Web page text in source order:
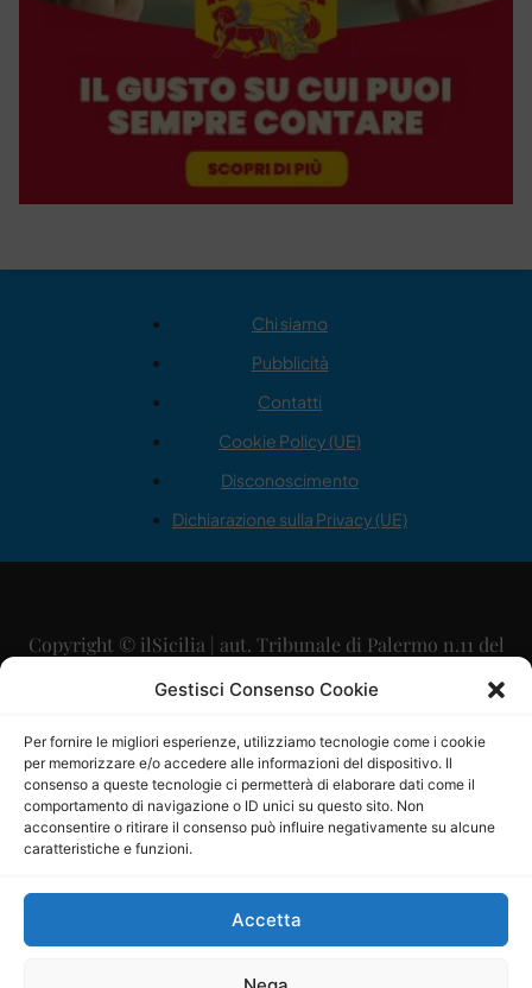
Gestisci Consenso Cookie
Per fornire le migliori esperienze, utilizziamo tecnologie come i cookie
per memorizzare e/o accedere alle informazioni del dispositivo. Il
consenso a queste tecnologie ci permetterà di elaborare dati come il
comportamento di navigazione o ID unici su questo sito. Non
acconsentire o ritirare il consenso può influire negativamente su alcune
caratteristiche e funzioni.
Accetta
Chi siamo
Pubblicità
Contatti
Cookie Policy (UE)
Disconoscimento
Dichiarazione sulla Privacy (UE)
Copyright © ilSicilia | aut. Tribunale di Palermo n.11 del
29/09/2015
Direttore Editoriale: Maurizio Scaglione
Direttore Responsabile: Maria Calabrese
P.IVA: 06334930820
Mercurio Comunicazione Società Cooperativa a r.l. è
iscritta al Registro degli Operatori di Comunicazione al